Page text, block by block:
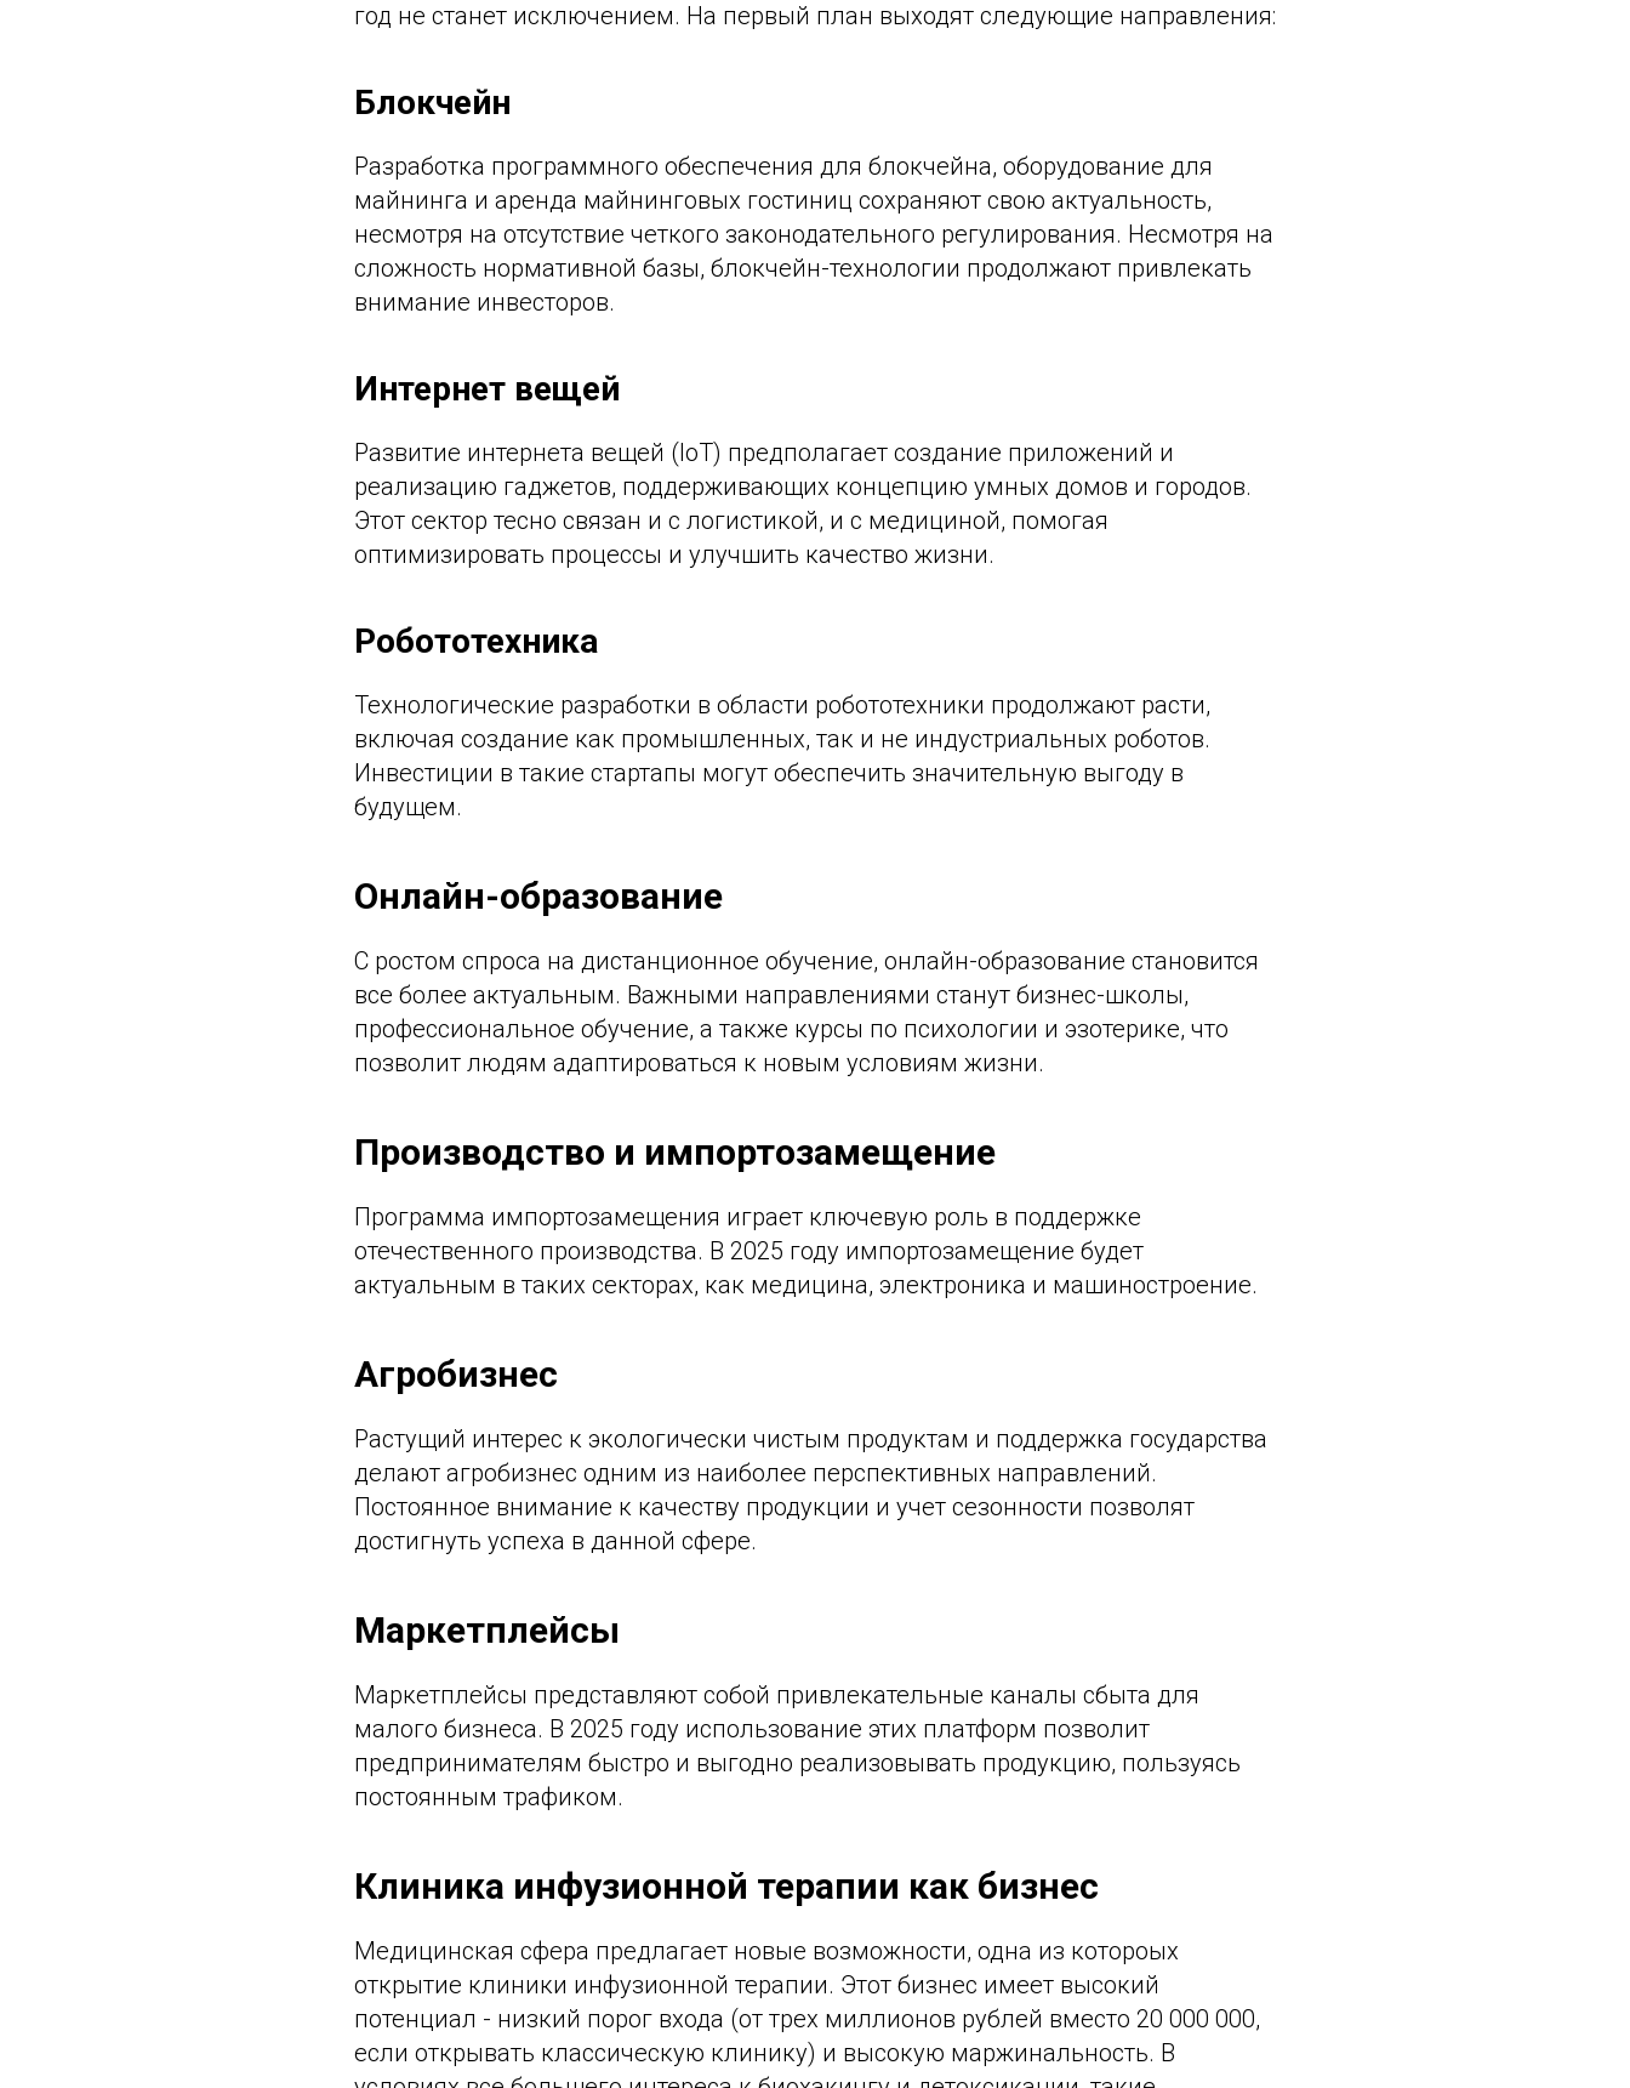
год не станет исключением. На первый план выходят следующие направления:
Блокчейн
Разработка программного обеспечения для блокчейна, оборудование для
майнинга и аренда майнинговых гостиниц сохраняют свою актуальность,
несмотря на отсутствие четкого законодательного регулирования. Несмотря на
сложность нормативной базы, блокчейн-технологии продолжают привлекать
внимание инвесторов.
Интернет вещей
Развитие интернета вещей (IoT) предполагает создание приложений и
реализацию гаджетов, поддерживающих концепцию умных домов и городов.
Этот сектор тесно связан и с логистикой, и с медициной, помогая
оптимизировать процессы и улучшить качество жизни.
Робототехника
Технологические разработки в области робототехники продолжают расти,
включая создание как промышленных, так и не индустриальных роботов.
Инвестиции в такие стартапы могут обеспечить значительную выгоду в
будущем.
Онлайн-образование
С ростом спроса на дистанционное обучение, онлайн-образование становится
все более актуальным. Важными направлениями станут бизнес-школы,
профессиональное обучение, а также курсы по психологии и эзотерике, что
позволит людям адаптироваться к новым условиям жизни.
Производство и импортозамещение
Программа импортозамещения играет ключевую роль в поддержке
отечественного производства. В 2025 году импортозамещение будет
актуальным в таких секторах, как медицина, электроника и машиностроение.
Агробизнес
Растущий интерес к экологически чистым продуктам и поддержка государства
делают агробизнес одним из наиболее перспективных направлений.
Постоянное внимание к качеству продукции и учет сезонности позволят
достигнуть успеха в данной сфере.
Маркетплейсы
Маркетплейсы представляют собой привлекательные каналы сбыта для
малого бизнеса. В 2025 году использование этих платформ позволит
предпринимателям быстро и выгодно реализовывать продукцию, пользуясь
постоянным трафиком.
Клиника инфузионной терапии как бизнес
Медицинская сфера предлагает новые возможности, одна из котороых
открытие клиники инфузионной терапии. Этот бизнес имеет высокий
потенциал - низкий порог входа (от трех миллионов рублей вместо 20 000 000,
если открывать классическую клинику) и высокую маржинальность. В